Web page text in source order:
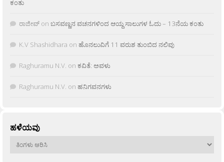
ಕಂತು
ರಾಜೀವ್ on ಬಸವಣ್ಣನ ವಚನಗಳಿಂದ ಆಯ್ದ ಸಾಲುಗಳ ಓದು – 13ನೆಯ ಕಂತು
K.V Shashidhara on ಹೊನಲುವಿಗೆ 11 ವರುಶ ತುಂಬಿದ ನಲಿವು
Raghuramu N.V. on ಕವಿತೆ: ಅವಳು
Raghuramu N.V. on ಹನಿಗವನಗಳು
ಹಳೆಯವು
ಹಳೆಯವು